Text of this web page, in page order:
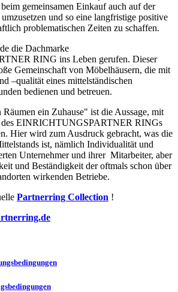
gemeinsamen Einkauf auch auf der
und so eine langfristige positive
problematischen Zeiten zu schaffen.
die Dachmarke
RING ins Leben gerufen. Dieser
Gemeinschaft von Möbelhäusern, die mit
–qualität eines mittelständischen
bedienen und betreuen.
ein Zuhause" ist die Aussage, mit
des EINRICHTUNGSPARTNER RINGs
Hier wird zum Ausdruck gebracht, was die
ist, nämlich Individualität und
Unternehmer und ihrer Mitarbeiter, aber
und Beständigkeit der oftmals schon über
wirkenden Betriebe.
Partnerring Collection !